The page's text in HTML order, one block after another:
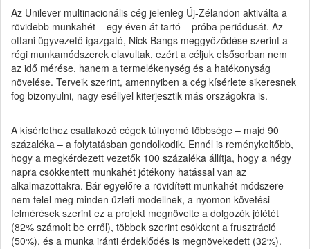
Az Unilever multinacionális cég jelenleg Új-Zélandon aktiválta a
rövidebb munkahét – egy éven át tartó – próba periódusát. Az
ottani ügyvezető igazgató, Nick Bangs meggyőződése szerint a
régi munkamódszerek elavultak, ezért a céljuk elsősorban nem
az idő mérése, hanem a termelékenység és a hatékonyság
növelése. Terveik szerint, amennyiben a cég kísérlete sikeresnek
fog bizonyulni, nagy eséllyel kiterjesztik más országokra is.
A kísérlethez csatlakozó cégek túlnyomó többsége – majd 90
százaléka – a folytatásban gondolkodik. Ennél is reménykeltőbb,
hogy a megkérdezett vezetők 100 százaléka állítja, hogy a négy
napra csökkentett munkahét jótékony hatással van az
alkalmazottakra. Bár egyelőre a rövidített munkahét módszere
nem felel meg minden üzleti modellnek, a nyomon követési
felmérések szerint ez a projekt megnövelte a dolgozók jólétét
(82% számolt be erről), többek szerint csökkent a frusztráció
(50%), és a munka iránti érdeklődés is megnövekedett (32%).